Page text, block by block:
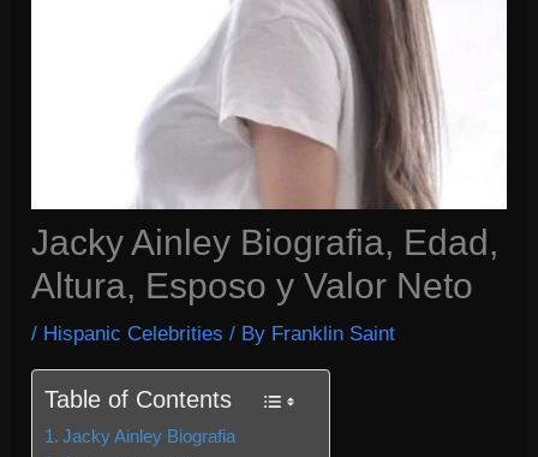
Jacky Ainley Biografia, Edad,
Altura, Esposo y Valor Neto
/ Hispanic Celebrities / By Franklin Saint
Table of Contents
Jacky Ainley Biografia